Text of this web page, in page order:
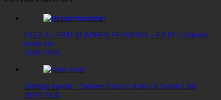
JAZZ ALARM SUMMER SESSIONS – EP.19 :: Antonio
Floris trio
31/07/2026
Albergo Savoia :: Simone Azzu al Radio X Social Club
28/07/2026